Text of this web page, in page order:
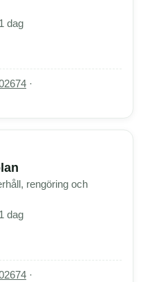
dag
·
rengöring och
dag
·